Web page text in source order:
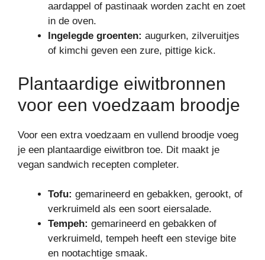
aardappel of pastinaak worden zacht en zoet
in de oven.
Ingelegde groenten: augurken, zilveruitjes
of kimchi geven een zure, pittige kick.
Plantaardige eiwitbronnen
voor een voedzaam broodje
Voor een extra voedzaam en vullend broodje voeg
je een plantaardige eiwitbron toe. Dit maakt je
vegan sandwich recepten completer.
Tofu: gemarineerd en gebakken, gerookt, of
verkruimeld als een soort eiersalade.
Tempeh: gemarineerd en gebakken of
verkruimeld, tempeh heeft een stevige bite
en nootachtige smaak.